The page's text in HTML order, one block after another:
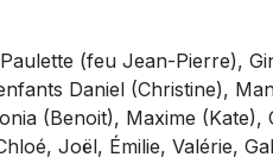
(feu Jean-Pierre),
Daniel (Christine),
(Benoit), Maxime
Joël, Émilie, Valérie,